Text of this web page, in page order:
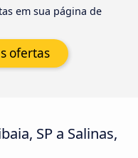
em sua página de
ofertas
SP a Salinas,